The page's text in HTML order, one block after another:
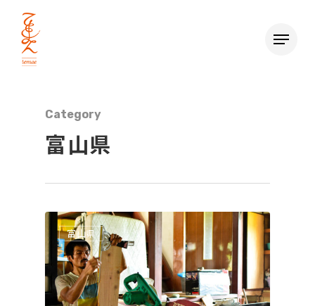
Category
富山県
富山県